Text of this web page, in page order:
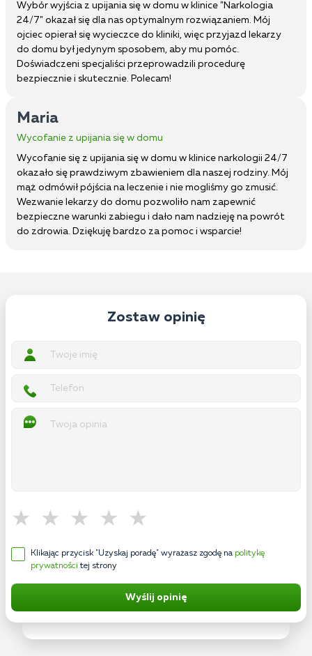
Wybór wyjścia z upijania się w domu w klinice "Narkologia
24/7" okazał się dla nas optymalnym rozwiązaniem. Mój
ojciec opierał się wycieczce do kliniki, więc przyjazd lekarzy
do domu był jedynym sposobem, aby mu pomóc.
Doświadczeni specjaliści przeprowadzili procedurę
bezpiecznie i skutecznie. Polecam!
Maria
Wycofanie z upijania się w domu
Wycofanie się z upijania się w domu w klinice narkologii 24/7
okazało się prawdziwym zbawieniem dla naszej rodziny. Mój
mąż odmówił pójścia na leczenie i nie mogliśmy go zmusić.
Wezwanie lekarzy do domu pozwoliło nam zapewnić
bezpieczne warunki zabiegu i dało nam nadzieję na powrót
do zdrowia. Dziękuję bardzo za pomoc i wsparcie!
Zostaw opinię
Klikając przycisk "Uzyskaj poradę" wyrażasz zgodę na politykę
prywatności tej strony
Wyślij opinię